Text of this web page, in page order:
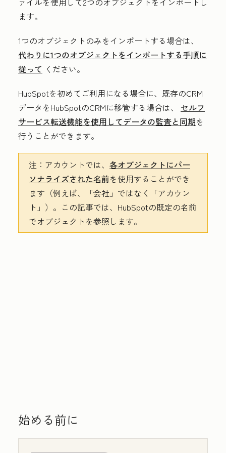
ます。
1つのオブジェクトのみをインポートする場合は、
代わりに1つのオブジェクトをインポートする手順に
従って ください。
HubSpotを初めてご利用になる場合に、既存のCRM
データをHubSpotのCRMに移管する場合は、 セルフ
サービス転送機能を使用してデータの監査と同期を
行うことができます。
注： アカウントでは、 各オブジェクトにパー
ソナライズされた名前を使用することができ
ます（例えば、「会社」ではなく「アカウン
ト」）。この記事では、HubSpotの既定の名前
でオブジェクトを参照します。
始める前に